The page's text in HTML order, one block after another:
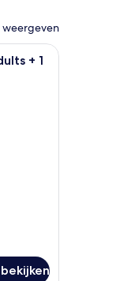
weergeven
minibar, een
+ 1